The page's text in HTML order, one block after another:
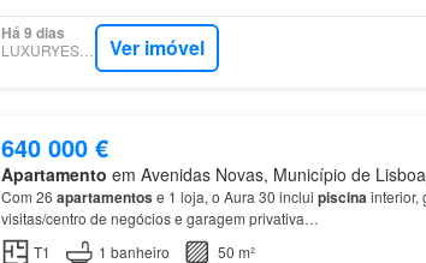
Há 9 dias
LUXURYESTATE Ver imóvel
640 000 €
Apartamento em Avenidas Novas, Município de
Com 26 apartamentos e 1 loja, o Aura 30 inclui piscinainterior,
visitas/centro de negócios e garagem privativa…
T1
1 banheiro
50 m²